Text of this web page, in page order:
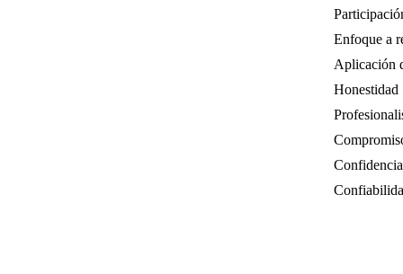
Enfoque a
Aplicación
Honestidad